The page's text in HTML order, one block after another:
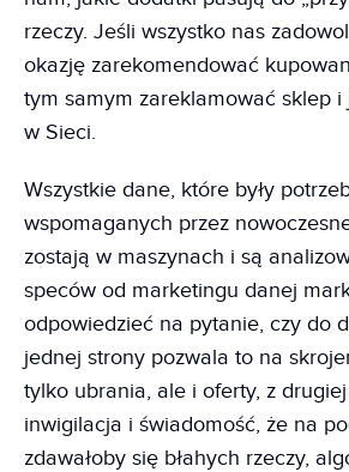
rzeczy. Jeśli wszystko nas
okazję zarekomendować
tym samym zareklamować sklep i
w Sieci.
Wszystkie dane, które były
wspomaganych przez
zostają w maszynach i są
speców od marketingu danej
odpowiedzieć na pytanie, czy do
jednej strony pozwala to na
tylko ubrania, ale i oferty, z drugiej
inwigilacja i świadomość, że na
zdawałoby się błahych rzeczy,